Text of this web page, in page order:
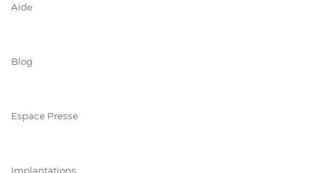
Aide
Blog
Espace Presse
Implantations